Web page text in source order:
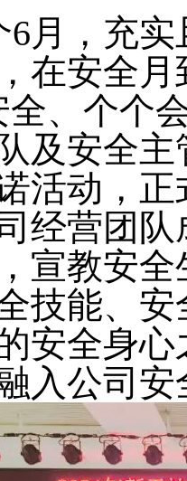
6月，充
在安全
全、个个
及安全
活动，
经营团
宣教安
技能、
安全身心
入公司